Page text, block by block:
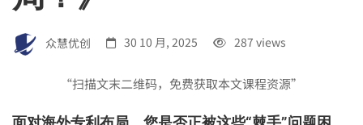
程
资
众慧优创 30 10 月, 2025 287 views
“扫描文末二维码，免费获取本文课程资源”